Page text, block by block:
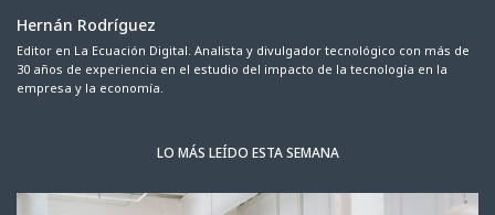
Hernán Rodríguez
Editor en La Ecuación Digital. Analista y divulgador tecnológico con más de
30 años de experiencia en el estudio del impacto de la tecnología en la
empresa y la economía.
LO MÁS LEÍDO ESTA SEMANA